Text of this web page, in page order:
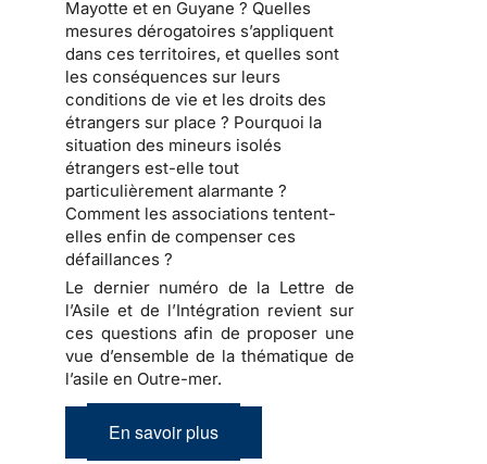
Mayotte et en Guyane ? Quelles
mesures dérogatoires s’appliquent
dans ces territoires, et quelles sont
les conséquences sur leurs
conditions de vie et les droits des
étrangers sur place ? Pourquoi la
situation des mineurs isolés
étrangers est-elle tout
particulièrement alarmante ?
Comment les associations tentent-
elles enfin de compenser ces
défaillances ?
Le dernier numéro de la Lettre de
l’Asile et de l’Intégration revient sur
ces questions afin de proposer une
vue d’ensemble de la thématique de
l’asile en Outre-mer.
En savoir plus